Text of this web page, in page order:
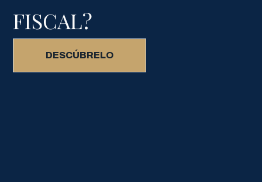
FISCAL?
DESCÚBRELO